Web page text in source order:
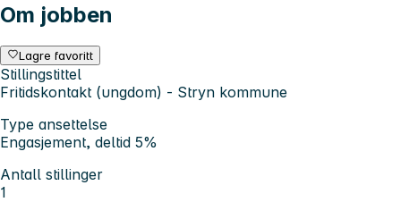
Om jobben
Lagre favoritt
Stillingstittel
Fritidskontakt (ungdom) - Stryn kommune
Type ansettelse
Engasjement, deltid 5%
Antall stillinger
1